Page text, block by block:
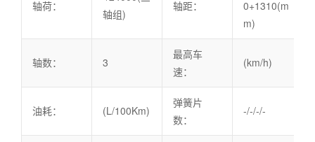
轴荷：
轴组)
轴距：
0+1310(m
m)
轴数： 3
最高车
速：
(km/h)
油耗： (L/100Km)
弹簧片
数：
-/-/-/-